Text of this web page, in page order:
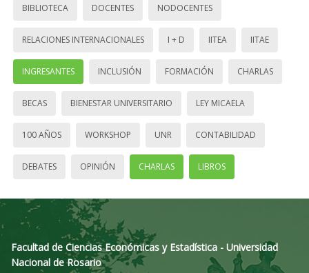
BIBLIOTECA DOCENTES NODOCENTES
RELACIONES INTERNACIONALES I + D IITEA IITAE
INGRESANTES INCLUSIÓN FORMACIÓN CHARLAS
BECAS BIENESTAR UNIVERSITARIO LEY MICAELA
100 AÑOS WORKSHOP UNR CONTABILIDAD
DEBATES OPINIÓN CHARLAS LIBROS
Facultad de Ciencias Económicas y Estadística - Universidad
Nacional de Rosario